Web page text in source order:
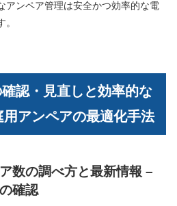
アンペア管理は安全かつ効率的な電
認・見直しと効率的な
アンペアの最適化手法
数の調べ方と最新情報 –
確認